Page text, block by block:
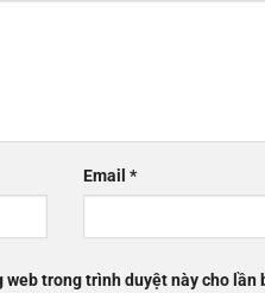
Email*
trong trình duyệt này cho lần